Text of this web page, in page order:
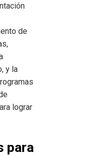
de
y la
lograr
para